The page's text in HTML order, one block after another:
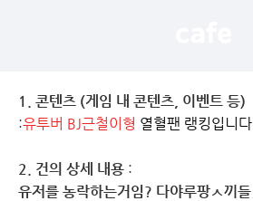
1. 콘텐츠 (게임 내 콘텐츠, 이벤트 등)
:유투버 BJ근철이형 열혈팬 랭킹입니다
2. 건의 상세 내용 :
유저를 농락하는거임? 다야루팡ㅅ끼들